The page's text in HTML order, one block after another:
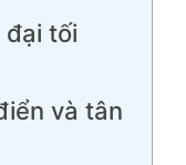
đại tối
và tân